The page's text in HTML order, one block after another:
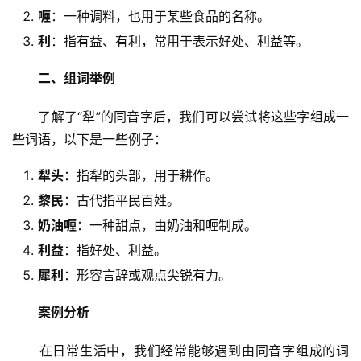
喱：一种调料，也用于某些食品的名称。
利 ：指有益、有利，常用于表示好处、利益等。
二、组词举例
了解了“犁”的同音字后，我们可以尝试将这些字组成一
些词语，以下是一些例子：
犁头：指犁的头部，用于耕作。
黎民 ：古代指平民百姓。
奶油喱：一种甜点，由奶油和喱制成。
利益：指好处、利益。
犀利 ：形容言辞或观点尖锐有力。
案例分析
在日常生活中，我们经常能够遇到由同音字组成的词